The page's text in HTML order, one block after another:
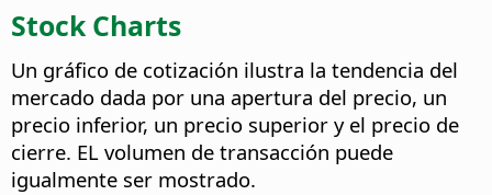
Stock Charts
Un gráfico de cotización ilustra la tendencia del
mercado dada por una apertura del precio, un
precio inferior, un precio superior y el precio de
cierre. EL volumen de transacción puede
igualmente ser mostrado.